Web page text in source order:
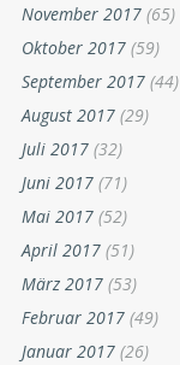
November 2017 (65)
Oktober 2017 (59)
September 2017 (44)
August 2017 (29)
Juli 2017 (32)
Juni 2017 (71)
Mai 2017 (52)
April 2017 (51)
März 2017 (53)
Februar 2017 (49)
Januar 2017 (26)